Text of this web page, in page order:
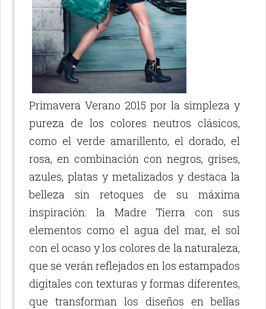
Primavera Verano 2015 por la simpleza y
pureza de los colores neutros clásicos,
como el verde amarillento, el dorado, el
rosa, en combinación con negros, grises,
azules, platas y metalizados y destaca la
belleza sin retoques de su máxima
inspiración: la Madre Tierra con sus
elementos como el agua del mar, el sol
con el ocaso y los colores de la naturaleza,
que se verán reflejados en los estampados
digitales con texturas y formas diferentes,
que transforman los diseños en bellas